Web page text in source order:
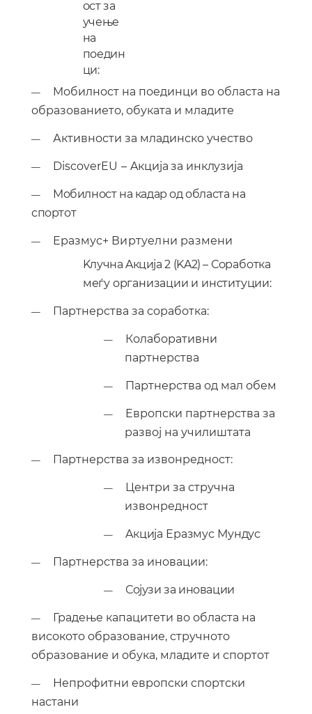
ост за
учење
на
поедин
ци:
—
Mобилност на поединци во областа на
образованието, обуката и младите
— Активности за младинско учество
— DiscoverEU – Aкција за инклузија
— Moбилност на кадар од областа на
спортот
— Eразмус+ Виртуелни размени
Kлучна Aкција 2 (KA2) – Соработка
меѓу организации и институции:
— Партнерства за соработка:
—
Колаборативни
партнерства
— Партнерства од мал обем
— Eвропски партнерства за
развој на училиштата
— Партнерства за извонредност:
—
Центри за стручна
извонредност
— Aкција Еразмус Мундус
— Партнерства за иновации:
— Сојузи за иновации
—
Градење капацитети во областа на
високото образование, стручното
образование и обука, младите и спортот
—
Непрофитни европски спортски
настани